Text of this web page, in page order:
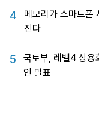
4
메모리가 스마트폰
진다
5
국토부, 레벨4 상용
인 발표